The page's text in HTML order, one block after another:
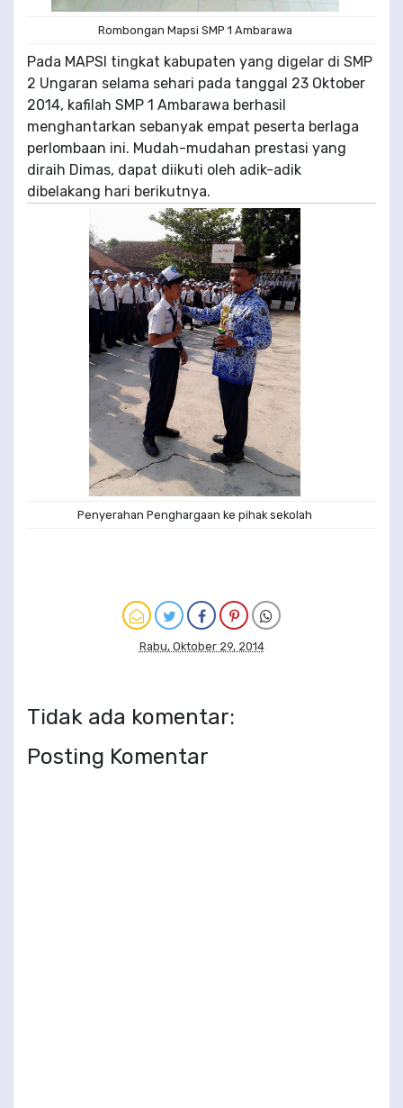
Rombongan Mapsi SMP 1 Ambarawa
Pada MAPSI tingkat kabupaten yang digelar di SMP
2 Ungaran selama sehari pada tanggal 23 Oktober
2014, kafilah SMP 1 Ambarawa berhasil
menghantarkan sebanyak empat peserta berlaga
perlombaan ini. Mudah-mudahan prestasi yang
diraih Dimas, dapat diikuti oleh adik-adik
dibelakang hari berikutnya.
Penyerahan Penghargaan ke pihak sekolah
Rabu, Oktober 29, 2014
Tidak ada komentar:
Posting Komentar